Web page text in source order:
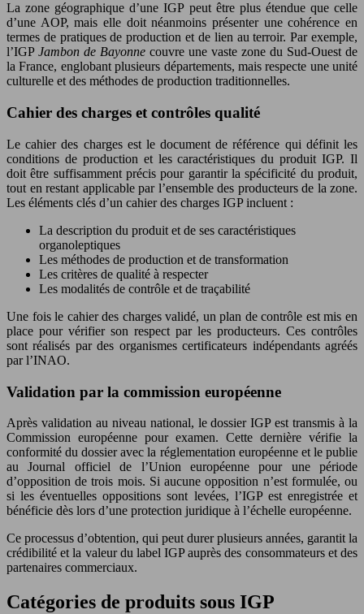
La zone géographique d’une IGP peut être plus étendue que celle
d’une AOP, mais elle doit néanmoins présenter une cohérence en
termes de pratiques de production et de lien au terroir. Par exemple,
l’IGP Jambon de Bayonne couvre une vaste zone du Sud-Ouest de
la France, englobant plusieurs départements, mais respecte une unité
culturelle et des méthodes de production traditionnelles.
Cahier des charges et contrôles qualité
Le cahier des charges est le document de référence qui définit les
conditions de production et les caractéristiques du produit IGP. Il
doit être suffisamment précis pour garantir la spécificité du produit,
tout en restant applicable par l’ensemble des producteurs de la zone.
Les éléments clés d’un cahier des charges IGP incluent :
La description du produit et de ses caractéristiques
organoleptiques
Les méthodes de production et de transformation
Les critères de qualité à respecter
Les modalités de contrôle et de traçabilité
Une fois le cahier des charges validé, un plan de contrôle est mis en
place pour vérifier son respect par les producteurs. Ces contrôles
sont réalisés par des organismes certificateurs indépendants agréés
par l’INAO.
Validation par la commission européenne
Après validation au niveau national, le dossier IGP est transmis à la
Commission européenne pour examen. Cette dernière vérifie la
conformité du dossier avec la réglementation européenne et le publie
au Journal officiel de l’Union européenne pour une période
d’opposition de trois mois. Si aucune opposition n’est formulée, ou
si les éventuelles oppositions sont levées, l’IGP est enregistrée et
bénéficie dès lors d’une protection juridique à l’échelle européenne.
Ce processus d’obtention, qui peut durer plusieurs années, garantit la
crédibilité et la valeur du label IGP auprès des consommateurs et des
partenaires commerciaux.
Catégories de produits sous IGP